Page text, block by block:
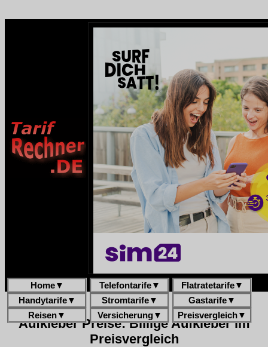
Home▼ Telefontarife▼ Flatratetarife▼
Handytarife▼ Stromtarife▼ Gastarife▼
Reisen▼ Versicherung▼ Preisvergleich▼
Aufkleber Preise: Billige Aufkleber im
Preisvergleich